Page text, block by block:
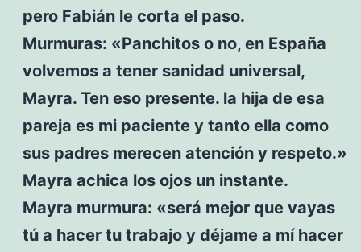
pero Fabián le corta el paso.
Murmuras: «Panchitos o no, en España
volvemos a tener sanidad universal,
Mayra. Ten eso presente. la hija de esa
pareja es mi paciente y tanto ella como
sus padres merecen atención y respeto.»
Mayra achica los ojos un instante.
Mayra murmura: «será mejor que vayas
tú a hacer tu trabajo y déjame a mí hacer